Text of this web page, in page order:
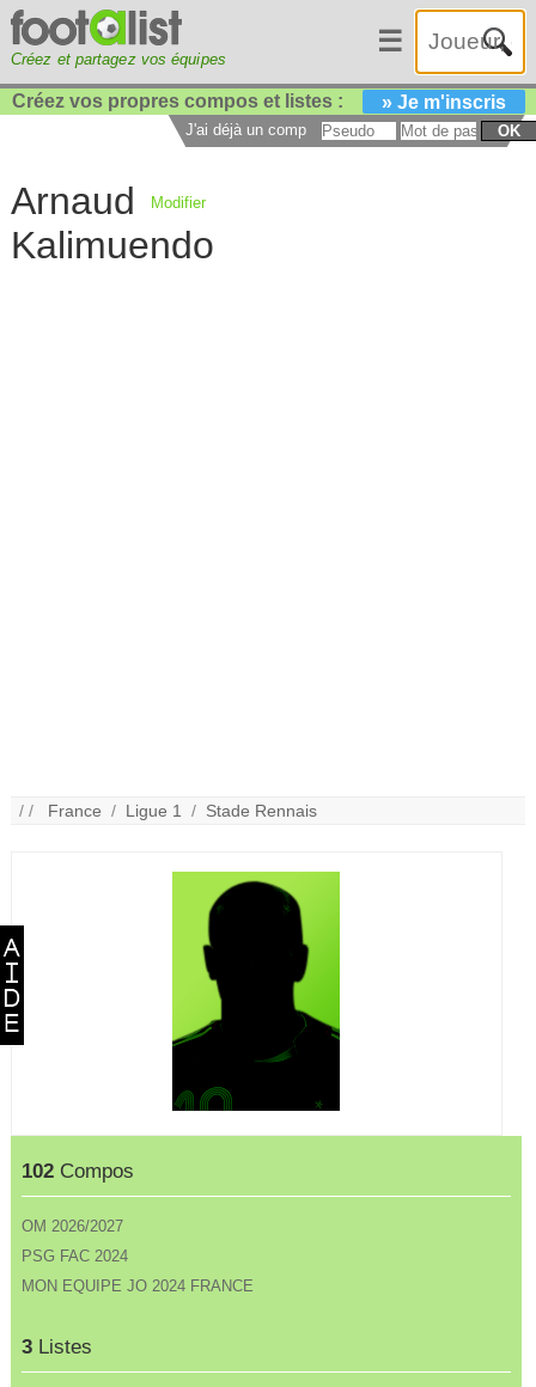
Créez et partagez vos équipes
☰
Créez vos propres compos et listes : » Je m'inscris
J'ai déjà un compte : OK
Arnaud
Kalimuendo
Modifier
/ / France / Ligue 1 / Stade Rennais
102 Compos
OM 2026/2027
PSG FAC 2024
MON EQUIPE JO 2024 FRANCE
3 Listes